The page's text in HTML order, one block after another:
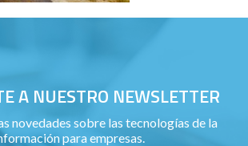
A NUESTRO NEWSLETTER
novedades sobre las tecnologías de la
para empresas.